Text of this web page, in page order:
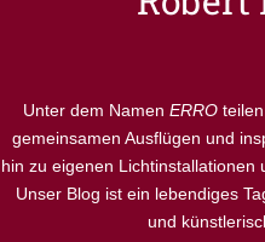
Unter dem Namen ERRO
gemeinsamen Ausflügen und
hin zu eigenen Lichtinstallationen
Unser Blog ist ein lebendiges
und